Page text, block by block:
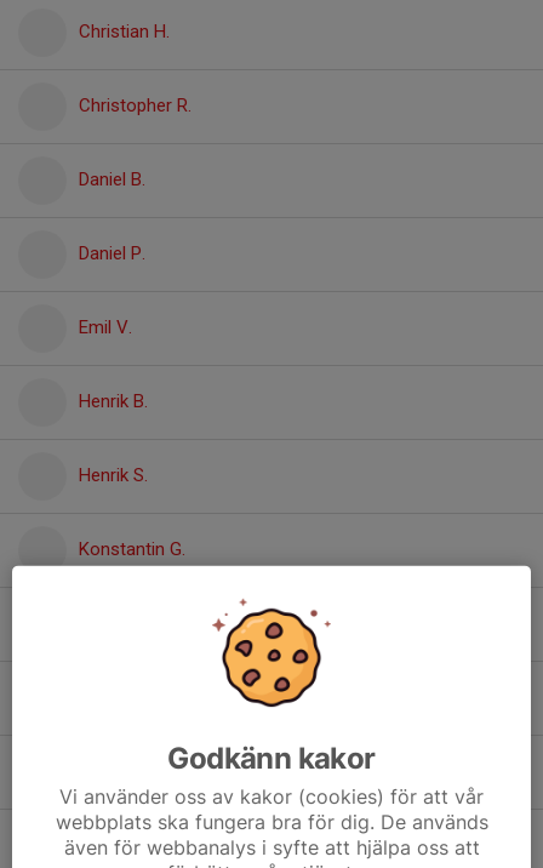
Christian H.
Christopher R.
Daniel B.
Daniel P.
Emil V.
Henrik B.
Henrik S.
Konstantin G.
Martin B.
Godkänn kakor
Vi använder oss av kakor (cookies) för att vår
webbplats ska fungera bra för dig. De används
även för webbanalys i syfte att hjälpa oss att